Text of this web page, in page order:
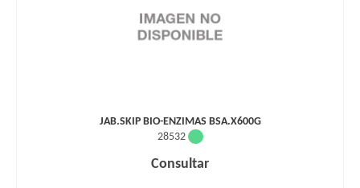
JAB.SKIP BIO-ENZIMAS BSA.X600G
28532
Consultar